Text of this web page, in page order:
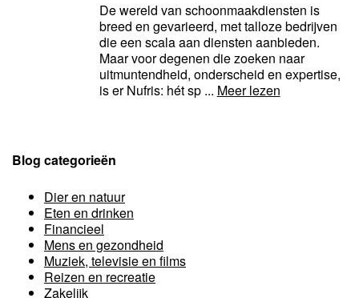
De wereld van schoonmaakdiensten is
breed en gevarieerd, met talloze bedrijven
die een scala aan diensten aanbieden.
Maar voor degenen die zoeken naar
uitmuntendheid, onderscheid en expertise,
is er Nufris: hét sp ... Meer lezen
Blog categorieën
Dier en natuur
Eten en drinken
Financieel
Mens en gezondheid
Muziek, televisie en films
Reizen en recreatie
Zakelijk